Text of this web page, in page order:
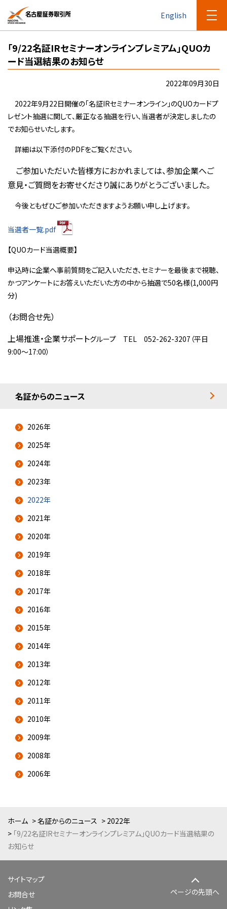
English
ホーム 名証からのニュース
2022年
「9/22名証IRセミナーオンラインプレミアム」QUOカード当選結果の
お知らせ
「9/22名証IRセミナーオンラインプレミアム」QUOカ
ード当選結果のお知らせ
2022年09月30日
2022年9月22日開催の「名証IRセミナーオンライン」のQUOカードプ
レゼント抽選に関して、厳正なる抽選を行い、当選者が決定しましたの
でお知らせいたします。
詳細は以下添付のPDFをご覧ください。
ご参加いただいた皆様方におかれましては、参加企業へご
意見・ご質問をお寄せくださり誠にありがとうございました。
今後ともぜひご参加いただきますようお願い申し上げます。
当選者一覧.pdf
【QUOカード当選概要】
申込時に企業へ事前質問をご記入いただき、セミナーを最後まで視聴、
かつアンケートにお答えいただいた方の中から抽選で50名様(1,000円
分)
（お問合せ先）
上場推進・企業サポートグループ TEL 052-262-3207（平日
9:00～17:00）
名証からのニュース
2026年
2025年
2024年
2023年
2022年
2021年
2020年
2019年
2018年
2017年
2016年
2015年
2014年
2013年
2012年
2011年
2010年
2009年
2008年
2006年
サイトマップ
お問合せ
ページの先頭へ